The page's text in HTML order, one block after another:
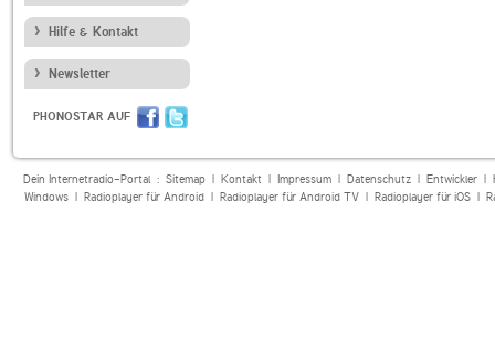
Hilfe & Kontakt
Newsletter
PHONOSTAR AUF
Dein Internetradio-Portal : Sitemap| Kontakt| Impressum| Datenschutz| Entwickler|
Windows| Radioplayer für Android| Radioplayer für Android TV| Radioplayer für iOS|